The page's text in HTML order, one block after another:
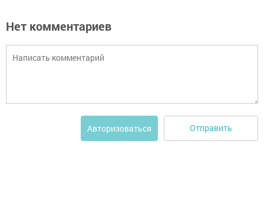
Нет комментариев
Авторизоваться Отправить